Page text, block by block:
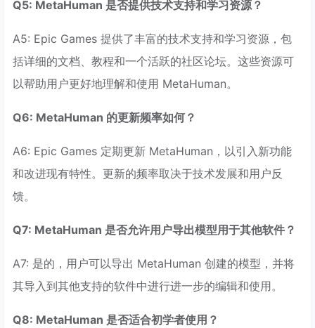
Q5: MetaHuman 是否提供技术支持和学习资源？
A5: Epic Games 提供了丰富的技术支持和学习资源，包
括详细的文档、教程和一个活跃的社区论坛。这些资源可
以帮助用户更好地理解和使用 MetaHuman。
Q6: MetaHuman 的更新频率如何？
A6: Epic Games 定期更新 MetaHuman，以引入新功能
和改进现有特性。更新的频率取决于技术发展和用户反
馈。
Q7: MetaHuman 是否允许用户导出模型用于其他软件？
A7: 是的，用户可以导出 MetaHuman 创建的模型，并将
其导入到其他支持的软件中进行进一步的编辑和使用。
Q8: MetaHuman 是否适合初学者使用？